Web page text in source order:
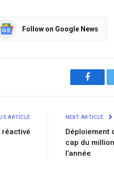
Follow on Google News
ARTICLE
réactivé
NEXT ARTICLE
Déploiement
cap du
l’année